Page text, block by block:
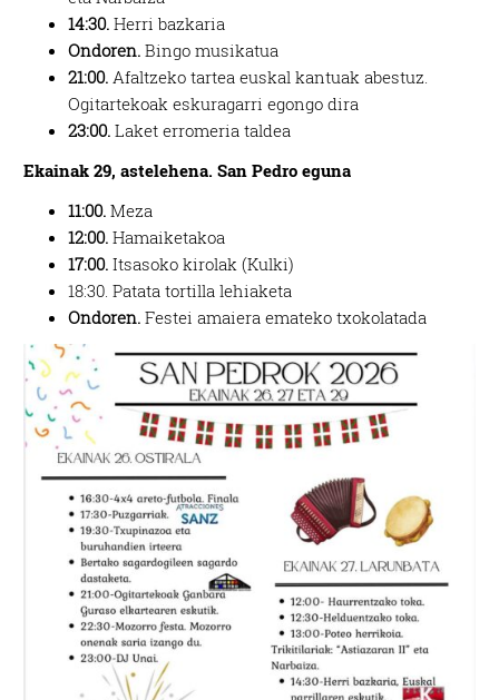
14:30. Herri bazkaria
Ondoren. Bingo musikatua
21:00. Afaltzeko tartea euskal kantuak abestuz.
Ogitartekoak eskuragarri egongo dira
23:00. Laket erromeria taldea
Ekainak 29, astelehena. San Pedro eguna
11:00. Meza
12:00. Hamaiketakoa
17:00. Itsasoko kirolak (Kulki)
18:30. Patata tortilla lehiaketa
Ondoren. Festei amaiera emateko txokolatada